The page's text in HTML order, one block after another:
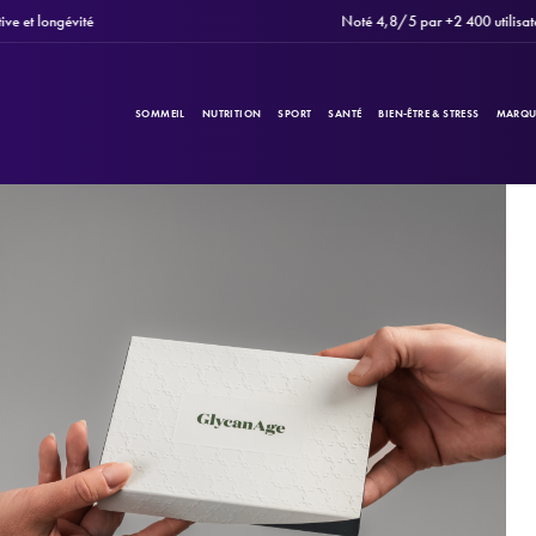
Noté 4,8/5 par +2 400 utilisateurs
SOMMEIL NUTRITION SPORT SANTÉ BIEN-ÊTRE & STRESS
CATÉGORIES
MARQUES